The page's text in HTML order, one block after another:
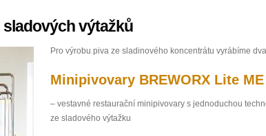
výtažků
Pro výrobu piva ze sladinového koncentrátu vyrábíme
Minipivovary BREWORX Lite ME
– vestavné restaurační minipivovary s jednoduchou
ze sladového výtažku